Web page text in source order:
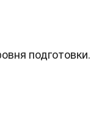
подготовки.